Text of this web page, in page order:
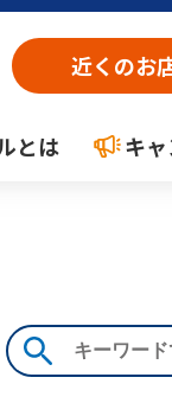
近くのお
とは キ